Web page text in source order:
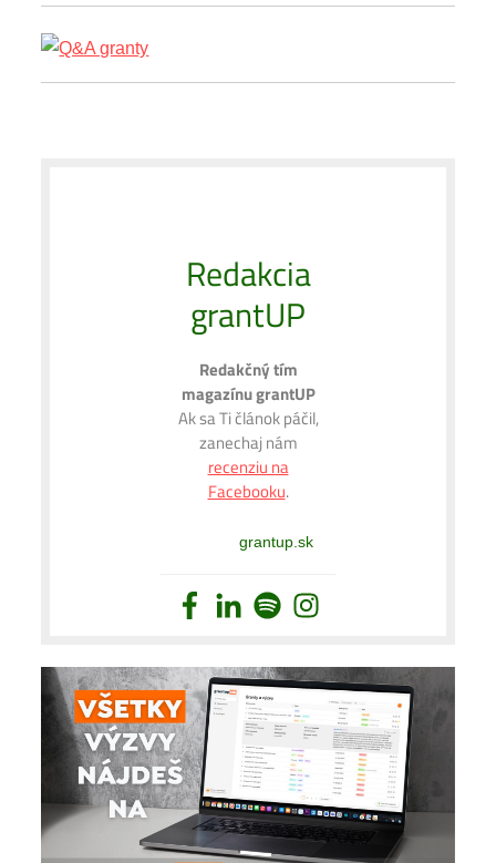
Redakcia
grantUP
Redakčný tím
magazínu grantUP
Ak sa Ti článok páčil,
zanechaj nám
recenziu na
Facebooku.
grantup.sk